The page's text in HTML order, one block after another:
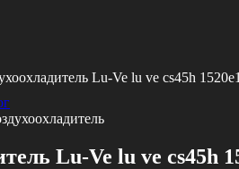
Lu-Ve lu ve cs45h
Lu-Ve lu ve cs45h